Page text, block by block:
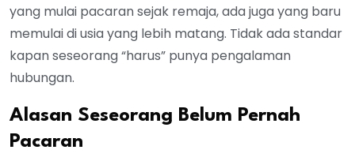
yang mulai pacaran sejak remaja, ada juga yang baru
memulai di usia yang lebih matang. Tidak ada standar
kapan seseorang “harus” punya pengalaman
hubungan.
Alasan Seseorang Belum Pernah
Pacaran